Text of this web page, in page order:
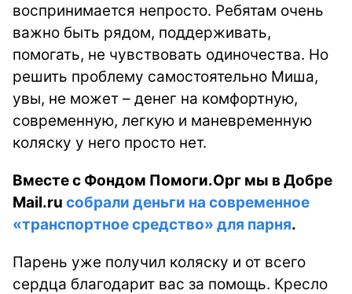
воспринимается непросто. Ребятам очень
важно быть рядом, поддерживать,
помогать, не чувствовать одиночества. Но
решить проблему самостоятельно Миша,
увы, не может – денег на комфортную,
современную, легкую и маневременную
коляску у него просто нет.
Вместе с Фондом Помоги.Орг мы в Добре
Mail.ru собрали деньги на современное
«транспортное средство» для парня.
Парень уже получил коляску и от всего
сердца благодарит вас за помощь. Кресло